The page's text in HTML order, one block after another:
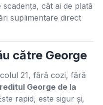
cât ai de plată
suplimentare direct
către George
21, fără cozi, fără
George de la
rapid, este sigur și,